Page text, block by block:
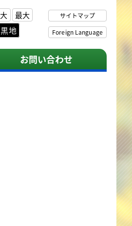
大 最大
黒地
サイトマップ
Foreign Language
お問い合わせ